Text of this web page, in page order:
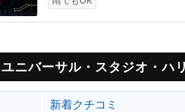
ユニバーサル・スタジオ・ハ
新着クチコミ